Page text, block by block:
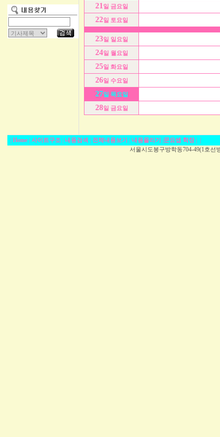
21 일 금요일
22일 토요일
23일 일요일
24일 월요일
25일 화요일
26일 수요일
27일 목요일
28일 금요일
Home 사이트구조 내용검색 전체내용보기 내용올리기 문요셉 학장|
서울시도봉구방학동704-49(1호선